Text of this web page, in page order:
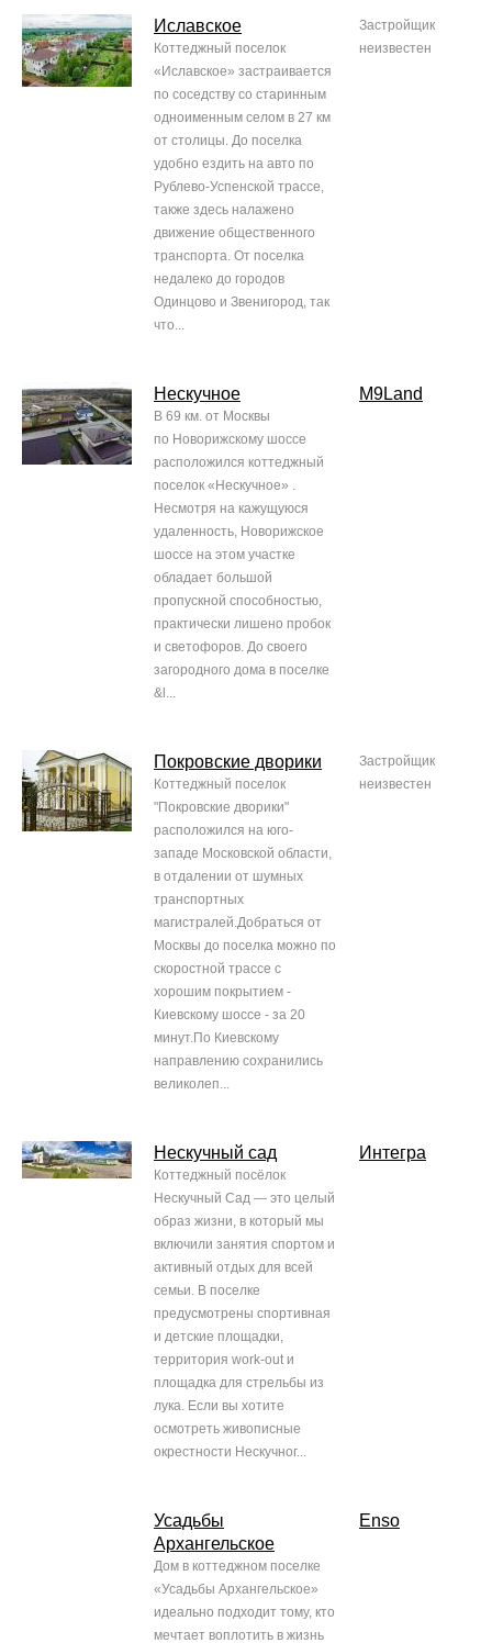
Иславское
Коттеджный поселок
«Иславское» застраивается
по соседству со старинным
одноименным селом в 27 км
от столицы. До поселка
удобно ездить на авто по
Рублево-Успенской трассе,
также здесь налажено
движение общественного
транспорта. От поселка
недалеко до городов
Одинцово и Звенигород, так
что...
Застройщик
неизвестен
Нескучное
В 69 км. от Москвы
по Новорижскому шоссе
расположился коттеджный
поселок «Нескучное» .
Несмотря на кажущуюся
удаленность, Новорижское
шоссе на этом участке
обладает большой
пропускной способностью,
практически лишено пробок
и светофоров. До своего
загородного дома в поселке
&l...
M9Land
Покровские дворики
Коттеджный поселок
"Покровские дворики"
расположился на юго-
западе Московской области,
в отдалении от шумных
транспортных
магистралей.Добраться от
Москвы до поселка можно по
скоростной трассе с
хорошим покрытием -
Киевскому шоссе - за 20
минут.По Киевскому
направлению сохранились
великолеп...
Застройщик
неизвестен
Нескучный сад
Коттеджный посёлок
Нескучный Сад — это целый
образ жизни, в который мы
включили занятия спортом и
активный отдых для всей
семьи. В поселке
предусмотрены спортивная
и детские площадки,
территория work-out и
площадка для стрельбы из
лука. Если вы хотите
осмотреть живописные
окрестности Нескучног...
Интегра
Усадьбы
Архангельское
Дом в коттеджном поселке
«Усадьбы Архангельское»
идеально подходит тому, кто
мечтает воплотить в жизнь
Enso